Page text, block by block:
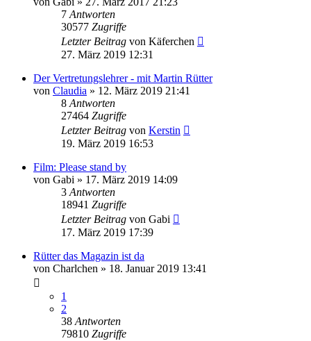
7 Antworten
30577 Zugriffe
Letzter Beitrag von Käferchen
27. März 2019 12:31
Der Vertretungslehrer - mit Martin Rütter
von Claudia » 12. März 2019 21:41
8 Antworten
27464 Zugriffe
Letzter Beitrag von Kerstin
19. März 2019 16:53
Film: Please stand by
von Gabi » 17. März 2019 14:09
3 Antworten
18941 Zugriffe
Letzter Beitrag von Gabi
17. März 2019 17:39
Rütter das Magazin ist da
von Charlchen » 18. Januar 2019 13:41
1
2
38 Antworten
79810 Zugriffe